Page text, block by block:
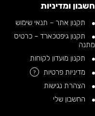
חשבון ומדיניות
תקנון אתר – תנאי שימוש
תקנון גיפטכארד – כרטיס
מתנה
תקנון מועדון לקוחות
מדיניות פרטיות
?
הצהרת נגישות
החשבון שלי